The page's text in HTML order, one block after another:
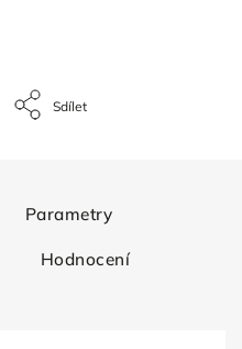
Sdílet
Parametry
Hodnocení